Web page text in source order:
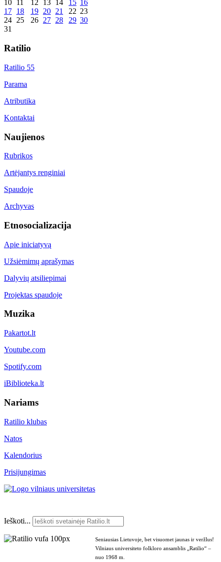
10 11 12 13 14 15 16
17 18 19 20 21 22 23
24 25 26 27 28 29 30
31
Ratilio
Ratilio 55
Parama
Atributika
Kontaktai
Naujienos
Rubrikos
Artėjantys renginiai
Spaudoje
Archyvas
Etnosocializacija
Apie iniciatyvą
Užsiėmimų aprašymas
Dalyvių atsiliepimai
Projektas spaudoje
Muzika
Pakartot.lt
Youtube.com
Spotify.com
iBiblioteka.lt
Nariams
Ratilio klubas
Natos
Kalendorius
Prisijungimas
Ieškoti...
Seniausias Lietuvoje, bet visuomet jaunas ir veržlus!
Vilniaus universiteto folkloro ansamblis „Ratilio“ –
nuo 1968 m.